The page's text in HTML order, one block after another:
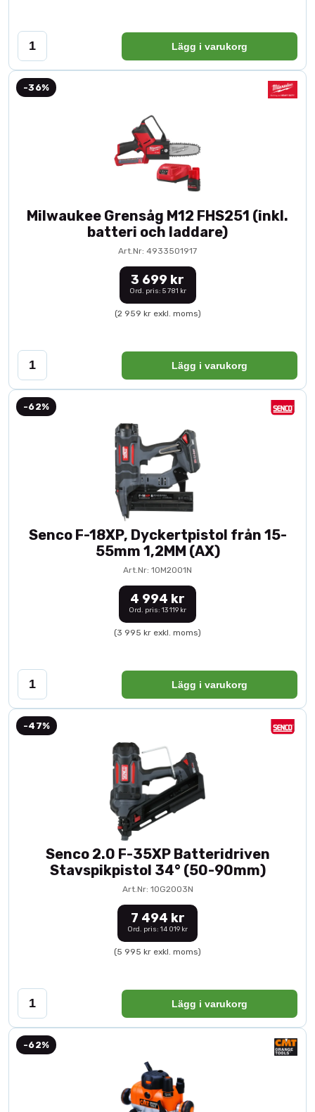
Lägg i varukorg
-36%
Milwaukee Grensåg M12 FHS251 (inkl.
batteri och laddare)
Art.Nr: 4933501917
3 699 kr
Ord. pris: 5 781 kr
(2 959 kr exkl. moms)
Lägg i varukorg
-62%
Senco F-18XP, Dyckertpistol från 15-
55mm 1,2MM (AX)
Art.Nr: 10M2001N
4 994 kr
Ord. pris: 13 119 kr
(3 995 kr exkl. moms)
Lägg i varukorg
-47%
Senco 2.0 F-35XP Batteridriven
Stavspikpistol 34° (50-90mm)
Art.Nr: 10G2003N
7 494 kr
Ord. pris: 14 019 kr
(5 995 kr exkl. moms)
Lägg i varukorg
-62%